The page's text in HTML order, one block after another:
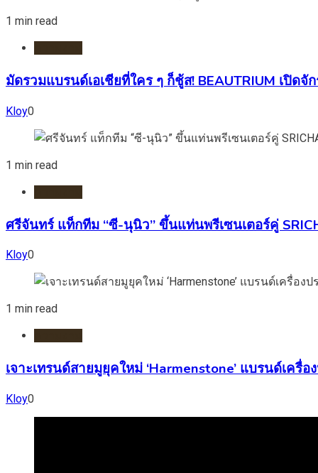
1 min read
มัดรวมแบรนด์เอเชียที่ใคร ๆ ก็ชู้ส! BEAUTRIUM เปิดจั
Kloy0
1 min read
ศรีจันทร์ แท็กทีม “ซี-นุนิว” ขึ้นแท่นพรีเซนเตอร์คู่
Kloy0
1 min read
เจาะเทรนด์สายมูยุคใหม่ ‘Harmenstone’ แบรนด์เ
Kloy0